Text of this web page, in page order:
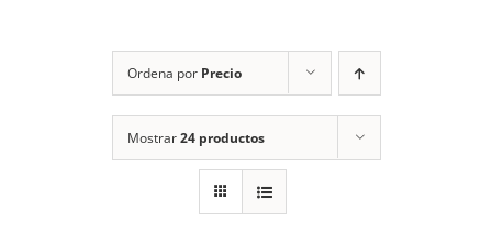
Ordena por Precio
Mostrar24 productos